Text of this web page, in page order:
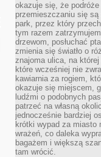
okazuje się, że
przemieszczaniu się
park, przez który
tym razem
drzewom, posłuchać
zmienia się światło o
znajoma ulica, na
które wcześniej nie
kawiarnia za rogiem,
okazuje się miejscem,
ludźmi o podobnych
patrzeć na własną
jednocześnie bardziej
krótki wypad za miasto
wrażeń, co daleka
bagażem i większą
tam wrócić.